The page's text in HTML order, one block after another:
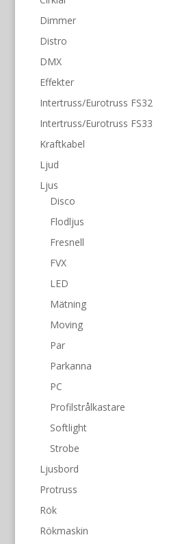
Dimmer
Distro
DMX
Effekter
Intertruss/Eurotruss FS32
Intertruss/Eurotruss FS33
Kraftkabel
Ljud
Ljus
Disco
Flodljus
Fresnell
FVX
LED
Mätning
Moving
Par
Parkanna
PC
Profilstrålkastare
Softlight
Strobe
Ljusbord
Protruss
Rök
Rökmaskin